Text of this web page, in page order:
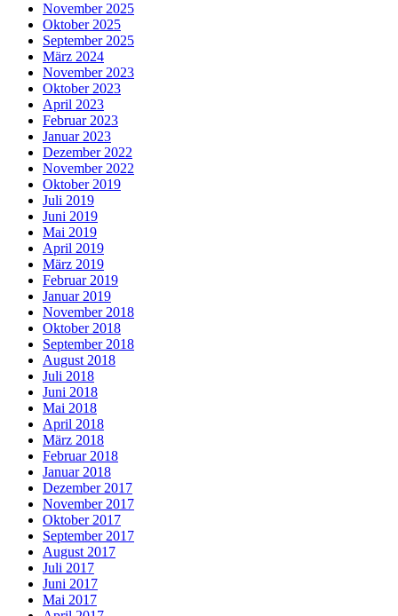
November 2025
Oktober 2025
September 2025
März 2024
November 2023
Oktober 2023
April 2023
Februar 2023
Januar 2023
Dezember 2022
November 2022
Oktober 2019
Juli 2019
Juni 2019
Mai 2019
April 2019
März 2019
Februar 2019
Januar 2019
November 2018
Oktober 2018
September 2018
August 2018
Juli 2018
Juni 2018
Mai 2018
April 2018
März 2018
Februar 2018
Januar 2018
Dezember 2017
November 2017
Oktober 2017
September 2017
August 2017
Juli 2017
Juni 2017
Mai 2017